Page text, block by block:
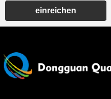
einreichen